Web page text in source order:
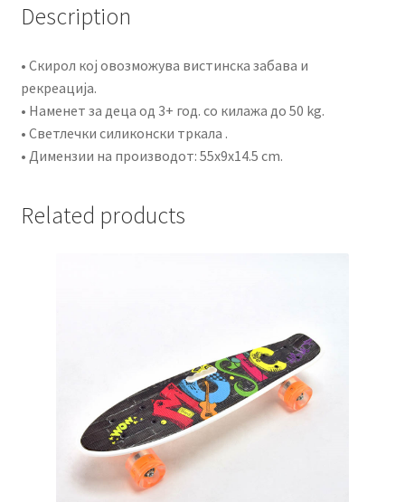
Description
• Скирол кој овозможува вистинска забава и
рекреација.
• Наменет за деца од 3+ год. со килажа до 50 kg.
• Светлечки силиконски тркала .
• Димензии на производот: 55x9x14.5 cm.
Related products